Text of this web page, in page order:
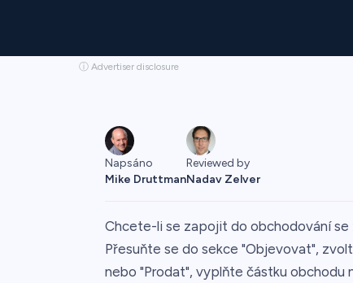
ⓘ Advertiser disclosure
Napsáno
Mike Druttman
Reviewed by
Nadav Zelver
Chcete-li se zapojit do obchodování se
Přesuňte se do sekce "Objevovat",
nebo "Prodat", vyplňte částku